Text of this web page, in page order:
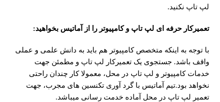
لپ تاپ نکنید.
تعمیرکار حرفه ای لپ تاپ و کامپیوتر را از آماتیس بخواهید:
با توجه به اینکه متخصص کامپیوتر هم باید به دانش علمی و عملی
واقف باشد. جستجوی یک تعمیرکار لپ تاپ و مطمئن جهت
خدمات کامپیوتر و لپ تاپ در محل، معمولا کار چندان راحتی
نخواهد بود.تیم آماتیس با گرد آوری تکنسین های مجرب، جهت
تعمیر لپ تاپ در محل آماده خدمت رسانی میباشد.